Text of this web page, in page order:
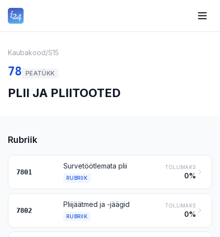
Kaubakood/S15
78 PEATÜKK
PLII JA PLIITOOTED
Rubriik
7801
Survetöötlemata plii
RUBRIIK
TOLLIMAKS
0%
7802
Pliijäätmed ja -jäägid
RUBRIIK
TOLLIMAKS
0%